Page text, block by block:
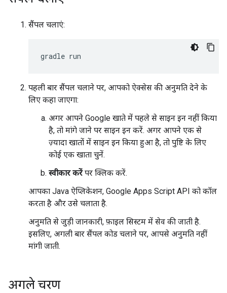
सैंपल चलाएं:
पहली बार सैंपल चलाने पर, आपको ऐक्सेस की अनुमति देने के
लिए कहा जाएगा:
अगर आपने Google खाते में पहले से साइन इन नहीं किया
है, तो मांगे जाने पर साइन इन करें. अगर आपने एक से
ज़्यादा खातों में साइन इन किया हुआ है, तो पुष्टि के लिए
कोई एक खाता चुनें.
स्वीकार करेंपर क्लिक करें.
आपका Java ऐप्लिकेशन, Google Apps Script API को कॉल
करता है और उसे चलाता है.
अनुमति से जुड़ी जानकारी, फ़ाइल सिस्टम में सेव की जाती है.
इसलिए, अगली बार सैंपल कोड चलाने पर, आपसे अनुमति नहीं
मांगी जाती.
अगले चरण